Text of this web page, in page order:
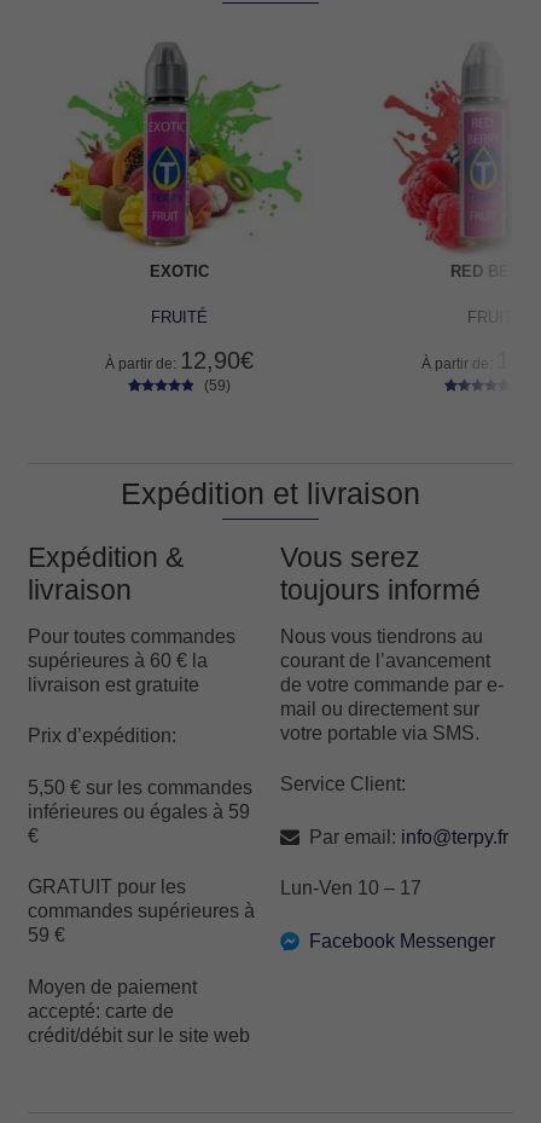
EXOTIC
FRUITÉ
À partir de: 12,90€
(59)
RED BERRY
FRUITÉ
À partir de:
Expédition et livraison
Expédition &
livraison
Pour toutes commandes
supérieures à 60 € la
livraison est gratuite
Prix d’expédition:
5,50 € sur les commandes
inférieures ou égales à 59
€
GRATUIT pour les
commandes supérieures à
59 €
Moyen de paiement
accepté: carte de
crédit/débit sur le site web
Vous serez
toujours informé
Nous vous tiendrons au
courant de l’avancement
de votre commande par e-
mail ou directement sur
votre portable via SMS.
Service Client:
Par email: info@terpy.fr
Lun-Ven 10 – 17
Facebook Messenger